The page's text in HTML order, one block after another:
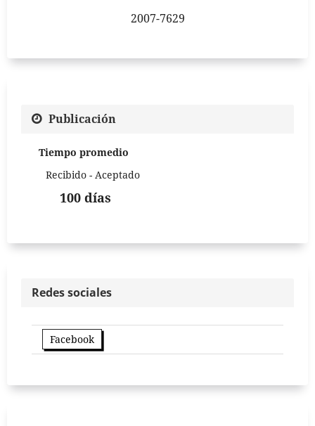
2007-7629
Publicación
Tiempo promedio
Recibido - Aceptado
100 días
Redes sociales
Facebook